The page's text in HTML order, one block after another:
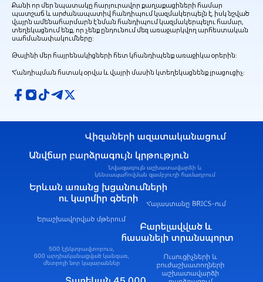
Քանի որ մեր նպատակը հարյուրավոր քաղաքացիների համար
պատշաճ և արժանապատիվ հանդիպում կազմակերպելն է, իսկ նշված
վայրն ամենահարմարն է նման հանդիպում կազմակերպելու համար,
տեղեկացնում ենք, որ չենք ընդունում մեզ առաջարկվող արհեստական
սահմանափակումները։
Թալինի մեր հայրենակիցների հետ կհանդիպենք առաջիկա օրերին։
Հանդիպման հստակ օրվա և վայրի մասին կտեղեկացնենք լրացուցիչ։